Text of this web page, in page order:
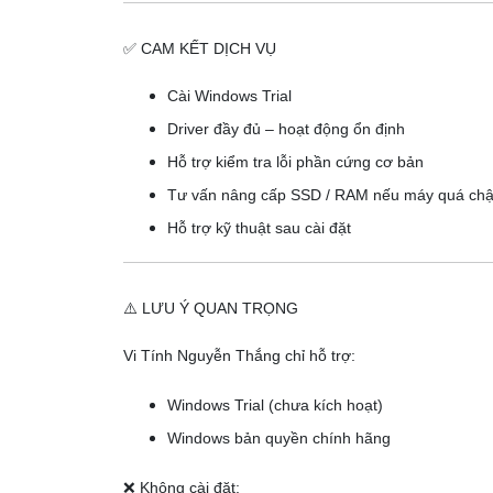
✅ CAM KẾT DỊCH VỤ
Cài Windows Trial
Driver đầy đủ – hoạt động ổn định
Hỗ trợ kiểm tra lỗi phần cứng cơ bản
Tư vấn nâng cấp SSD / RAM nếu máy quá
Hỗ trợ kỹ thuật sau cài đặt
⚠️ LƯU Ý QUAN TRỌNG
Vi Tính Nguyễn Thắng chỉ hỗ trợ:
Windows Trial (chưa kích hoạt)
Windows bản quyền chính hãng
❌ Không cài đặt: